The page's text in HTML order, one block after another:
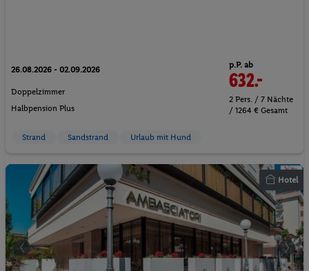
26.08.2026 - 02.09.2026
Doppelzimmer
Halbpension Plus
p.P. ab
632.-
2 Pers. / 7 Nächte
/ 1264 € Gesamt
Strand Sandstrand Urlaub mit Hund
Hotel